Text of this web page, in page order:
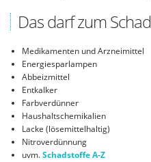
Das darf zum
Medikamenten und Arzneimittel
Energiesparlampen
Abbeizmittel
Entkalker
Farbverdünner
Haushaltschemikalien
Lacke (lösemittelhaltig)
Nitroverdünnung
uvm.Schadstoffe A-Z